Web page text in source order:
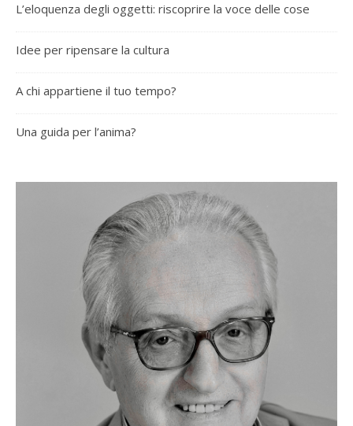
L’eloquenza degli oggetti: riscoprire la voce delle cose
Idee per ripensare la cultura
A chi appartiene il tuo tempo?
Una guida per l’anima?